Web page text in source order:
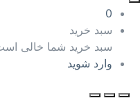
0
سبد خرید
سبد خرید شما خالی
وارد شوید